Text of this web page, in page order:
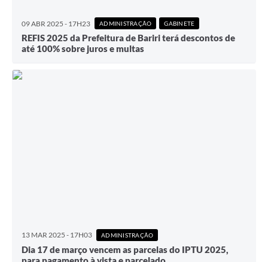
09 ABR 2025 - 17H23 ADMINISTRAÇÃO GABINETE
REFIS 2025 da Prefeitura de Bariri terá descontos de
até 100% sobre juros e multas
13 MAR 2025 - 17H03 ADMINISTRAÇÃO
Dia 17 de março vencem as parcelas do IPTU 2025,